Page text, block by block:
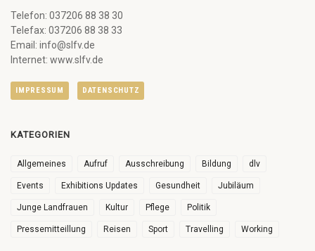
Telefon: 037206 88 38 30
Telefax: 037206 88 38 33
Email: info@slfv.de
Internet: www.slfv.de
IMPRESSUM DATENSCHUTZ
KATEGORIEN
Allgemeines Aufruf Ausschreibung Bildung dlv
Events Exhibitions Updates Gesundheit Jubiläum
Junge Landfrauen Kultur Pflege Politik
Pressemitteillung Reisen Sport Travelling Working